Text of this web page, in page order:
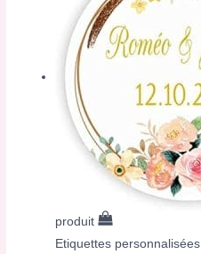
produit
Etiquettes personnalisées